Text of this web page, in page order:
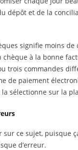
dépôt et de la
signifie moins
chèque à la bonne
trois commandes
de paiement
sélectionne sur la
sur ce sujet, puisque
d’erreur.